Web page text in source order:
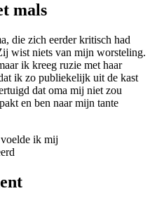
mals
die zich eerder kritisch had
wist niets van mijn worsteling.
ik kreeg ruzie met haar
ik zo publiekelijk uit de kast
dat oma mij niet zou
en ben naar mijn tante
ik mij